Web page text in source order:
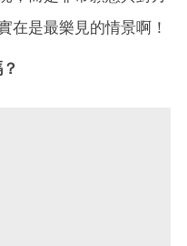
在是最樂見的情景啊！